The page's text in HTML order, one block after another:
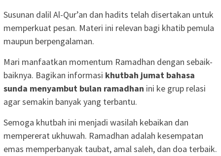
Susunan dalil Al-Qur’an dan hadits telah disertakan untuk
memperkuat pesan. Materi ini relevan bagi khatib pemula
maupun berpengalaman.
Mari manfaatkan momentum Ramadhan dengan sebaik-
baiknya. Bagikan informasi khutbah jumat bahasa
sunda menyambut bulan ramadhan ini ke grup relasi
agar semakin banyak yang terbantu.
Semoga khutbah ini menjadi wasilah kebaikan dan
mempererat ukhuwah. Ramadhan adalah kesempatan
emas memperbanyak taubat, amal saleh, dan doa terbaik.